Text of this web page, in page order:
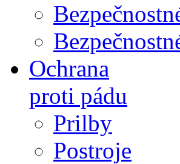
Ochrana
proti pádu
Prilby
Postroje